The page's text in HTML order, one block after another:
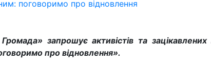
поговоримо про відновлення
Громада» запрошує активістів та
про відновлення».